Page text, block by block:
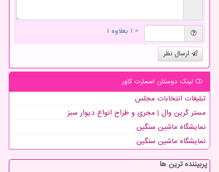
= ۱ بعلاوه ۱
ارسال نظر
لینک دوستان اسمارت كاور
تبلیغات انتخابات مجلس
مستر گرین وال | مجری و طراح انواع دیوار سبز
نمایشگاه ماشین سنگین
نمایشگاه ماشین سنگین
پربیننده ترین ها